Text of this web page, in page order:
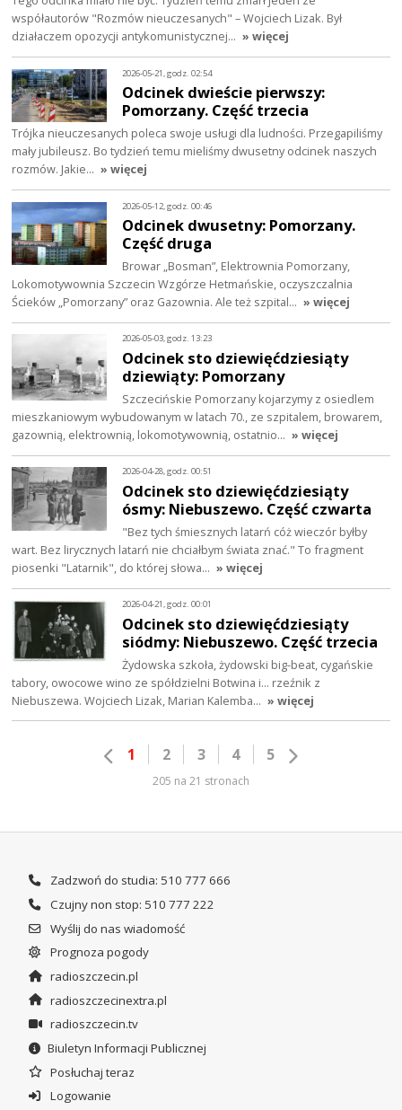
współautorów "Rozmów nieuczesanych" – Wojciech Lizak. Był
działaczem opozycji antykomunistycznej… » więcej
2026-05-21, godz. 02:54
Odcinek dwieście pierwszy:
Pomorzany. Część trzecia
Trójka nieuczesanych poleca swoje usługi dla ludności. Przegapiliśmy
mały jubileusz. Bo tydzień temu mieliśmy dwusetny odcinek naszych
rozmów. Jakie… » więcej
2026-05-12, godz. 00:46
Odcinek dwusetny: Pomorzany.
Część druga
Browar „Bosman”, Elektrownia Pomorzany,
Lokomotywownia Szczecin Wzgórze Hetmańskie, oczyszczalnia
Ścieków „Pomorzany” oraz Gazownia. Ale też szpital… » więcej
2026-05-03, godz. 13:23
Odcinek sto dziewięćdziesiąty
dziewiąty: Pomorzany
Szczecińskie Pomorzany kojarzymy z osiedlem
mieszkaniowym wybudowanym w latach 70., ze szpitalem, browarem,
gazownią, elektrownią, lokomotywownią, ostatnio… » więcej
2026-04-28, godz. 00:51
Odcinek sto dziewięćdziesiąty
ósmy: Niebuszewo. Część czwarta
"Bez tych śmiesznych latarń cóż wieczór byłby
wart. Bez lirycznych latarń nie chciałbym świata znać." To fragment
piosenki "Latarnik", do której słowa… » więcej
2026-04-21, godz. 00:01
Odcinek sto dziewięćdziesiąty
siódmy: Niebuszewo. Część trzecia
Żydowska szkoła, żydowski big-beat, cygańskie
tabory, owocowe wino ze spółdzielni Botwina i… rzeźnik z
Niebuszewa. Wojciech Lizak, Marian Kalemba… » więcej
1 2 3 4 5
205 na 21 stronach
Zadzwoń do studia: 510 777 666
Czujny non stop: 510 777 222
Wyślij do nas wiadomość
Prognoza pogody
radioszczecin.pl
radioszczecinextra.pl
radioszczecin.tv
Biuletyn Informacji Publicznej
Posłuchaj teraz
Logowanie